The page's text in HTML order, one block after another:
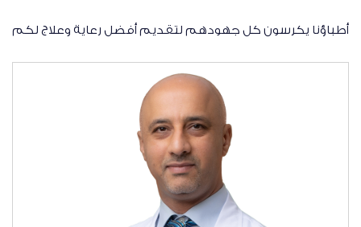
أطباؤنا يكرسون كل جهودهم لتقديم أفضل رعاية وعلاج لكم